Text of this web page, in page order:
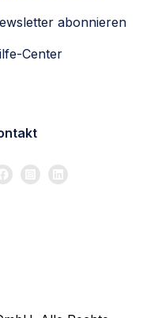
abonnieren
Center